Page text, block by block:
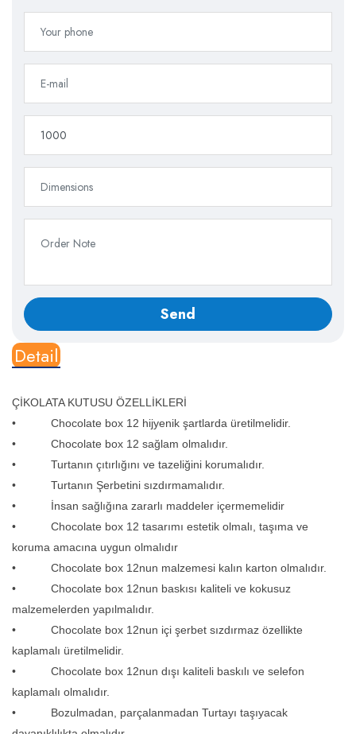
Detail
ÇİKOLATA KUTUSU ÖZELLİKLERİ
• Chocolate box 12 hijyenik şartlarda üretilmelidir.
• Chocolate box 12 sağlam olmalıdır.
• Turtanın çıtırlığını ve tazeliğini korumalıdır.
• Turtanın Şerbetini sızdırmamalıdır.
• İnsan sağlığına zararlı maddeler içermemelidir
• Chocolate box 12 tasarımı estetik olmalı, taşıma ve
koruma amacına uygun olmalıdır
• Chocolate box 12nun malzemesi kalın karton olmalıdır.
• Chocolate box 12nun baskısı kaliteli ve kokusuz
malzemelerden yapılmalıdır.
• Chocolate box 12nun içi şerbet sızdırmaz özellikte
kaplamalı üretilmelidir.
• Chocolate box 12nun dışı kaliteli baskılı ve selefon
kaplamalı olmalıdır.
• Bozulmadan, parçalanmadan Turtayı taşıyacak